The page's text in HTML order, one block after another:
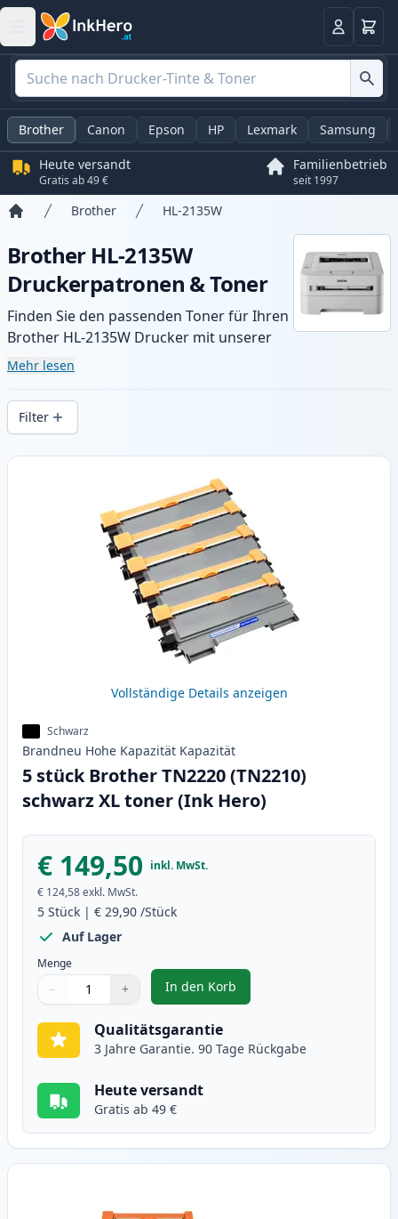
Anmelden
Brother Canon Epson HP Lexmark Samsung
Heute versandt
Gratis ab 49 €
Familienbetrieb
seit 1997
Brother HL-2135W
Brother HL-2135W
Druckerpatronen & Toner
Finden Sie den passenden Toner für Ihren
Brother HL-2135W Drucker mit unserer
Auswahl an kompatiblen und XL-Patronen.
Druckqualität und schnellem Versand aus
lokalem Lager in .
Mehr lesen
Filter
Produkte
Vollständige Details anzeigen
Schwarz
Brandneu Hohe Kapazität Kapazität
5 stück Brother TN2220 (TN2210)
schwarz XL toner (Ink Hero)
€ 149,50 inkl. MwSt.
€ 124,58exkl. MwSt.
5 Stück | € 29,90 /Stück
Auf Lager
Menge
Verwenden Sie die Tasten, um anzupassen
− +
1
In den Korb
, 5 stück Brother TN2220
Qualitätsgarantie
3 Jahre Garantie. 90 Tage Rückgabe
Heute versandt
Gratis ab 49 €